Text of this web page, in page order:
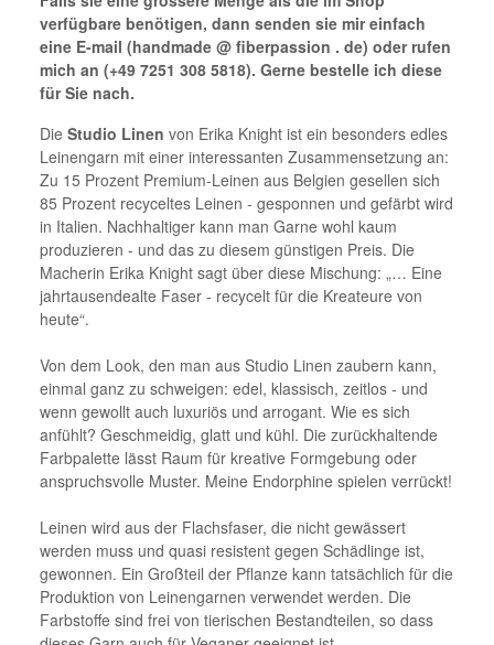
verfügbare benötigen, dann senden sie mir einfach
eine E-mail (handmade @ fiberpassion . de) oder rufen
mich an (+49 7251 308 5818). Gerne bestelle ich diese
für Sie nach.
Die Studio Linen von Erika Knight ist ein besonders edles
Leinengarn mit einer interessanten Zusammensetzung an:
Zu 15 Prozent Premium-Leinen aus Belgien gesellen sich
85 Prozent recyceltes Leinen - gesponnen und gefärbt wird
in Italien. Nachhaltiger kann man Garne wohl kaum
produzieren - und das zu diesem günstigen Preis. Die
Macherin Erika Knight sagt über diese Mischung: „… Eine
jahrtausendealte Faser - recycelt für die Kreateure von
heute“.
Von dem Look, den man aus Studio Linen zaubern kann,
einmal ganz zu schweigen: edel, klassisch, zeitlos - und
wenn gewollt auch luxuriös und arrogant. Wie es sich
anfühlt? Geschmeidig, glatt und kühl. Die zurückhaltende
Farbpalette lässt Raum für kreative Formgebung oder
anspruchsvolle Muster. Meine Endorphine spielen verrückt!
Leinen wird aus der Flachsfaser, die nicht gewässert
werden muss und quasi resistent gegen Schädlinge ist,
gewonnen. Ein Großteil der Pflanze kann tatsächlich für die
Produktion von Leinengarnen verwendet werden. Die
Farbstoffe sind frei von tierischen Bestandteilen, so dass